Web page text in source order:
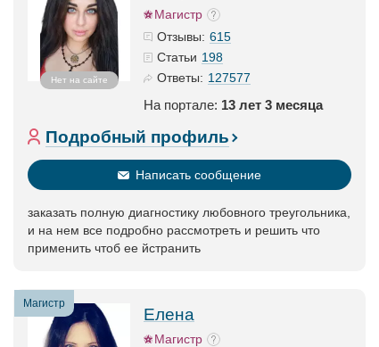
Нет на сайте
Магистр
Отзывы: 615
Статьи 198
Ответы: 127577
На портале: 13 лет 3 месяца
Подробный профиль
Написать сообщение
заказать полную диагностику любовного треугольника,
и на нем все подробно рассмотреть и решить что
применить чтоб ее йстранить
Магистр
Елена
Магистр